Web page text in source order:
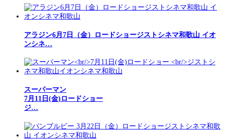
アラジン6月7日（金）ロードショージストシネマ和歌山 イオ
ンシネ…
スーパーマン
7月11日(金)ロードショー
ジ…